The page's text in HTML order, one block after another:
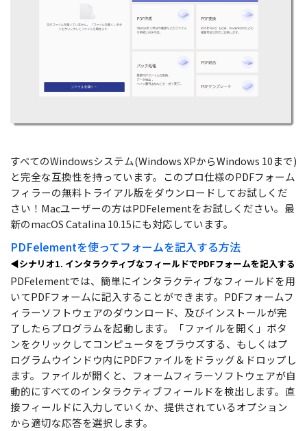
すべてのWindowsシステム(Windows XPからWindows 10まで)
と完全な互換性を持っています。このプロ仕様のPDFフォーム
フィラーの無料トライアル版をダウンロードしてお試しくだ
さい！Macユーザーの方はPDFelementをお試しください。最
新のmacOS Catalina 10.15にも対応しています。
PDFelementを使ってフォームを記入する方法
◀シナリオ1. インタラクティブなフィールドでPDFフォームを記入する
PDFelementでは、簡単にインタラクティブなフィールドを用
いてPDFフォームに記入することができます。PDFフォームフ
ィラーソフトウェアのダウンロード、及びインストールが完
了したらプログラムを起動します。「ファイルを開く」ボタ
ンをクリックしてコンピュータをブラウズする、もしくはプ
ログラムウインドウ内にPDFファイルをドラッグ＆ドロップし
ます。ファイルが開くと、フォームフィラーソフトウェアが自
動的にすべてのインタラクティブフィールドを検出します。直
接フィールドに入力していくか、提供されているオプション
から適切な応答を選択します。